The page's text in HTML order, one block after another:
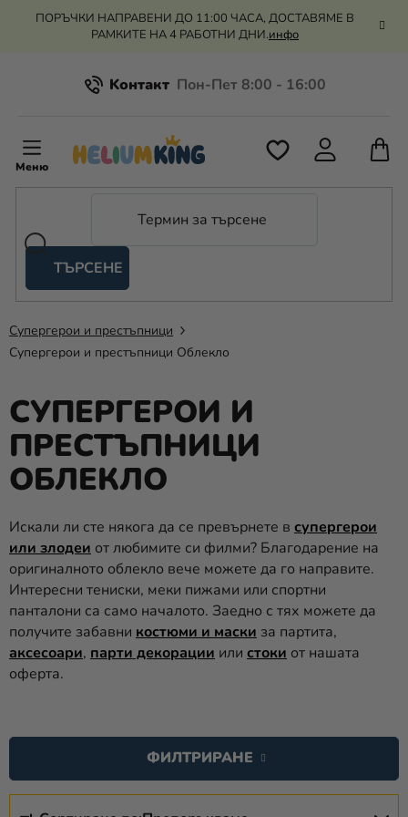
Преминаване
ПОРЪЧКИ НАПРАВЕНИ ДО 11:00 ЧАСА, ДОСТАВЯМЕ В
РАМКИТЕ НА 4 РАБОТНИ ДНИ.инфо
Kонтакт
Всичко за пазаруването
Оценка на магазина
ТЪРСЕНЕ
и
балони
Сватба
Парти
Парти
украса и
аксесоари
за
карнавал
Облекло
ПОДАРЪЦИ
и МЕРЧ
Тематика
Супергерои и престъпници
Супергерои и престъпници Облекло
СУПЕРГЕРОИ И
ПРЕСТЪПНИЦИ
ОБЛЕКЛО
Искали ли сте някога да се превърнете в супергерои
или злодеи от любимите си филми? Благодарение на
оригиналното облекло вече можете да го направите.
Интересни тениски, меки пижами или спортни
панталони са само началото. Заедно с тях можете да
получите забавни костюми и маски за партита,
аксесоари, парти декорации или стоки от нашата
оферта.
ФИЛТРИРАНЕ
П
И
С